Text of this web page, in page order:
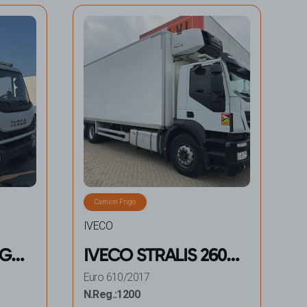
Camion Frigo
IVECO
IVECO STRALIS 260
AD 360 YPS E6
FRIGORIFERO
Euro 610/2017
N.Reg.:1200